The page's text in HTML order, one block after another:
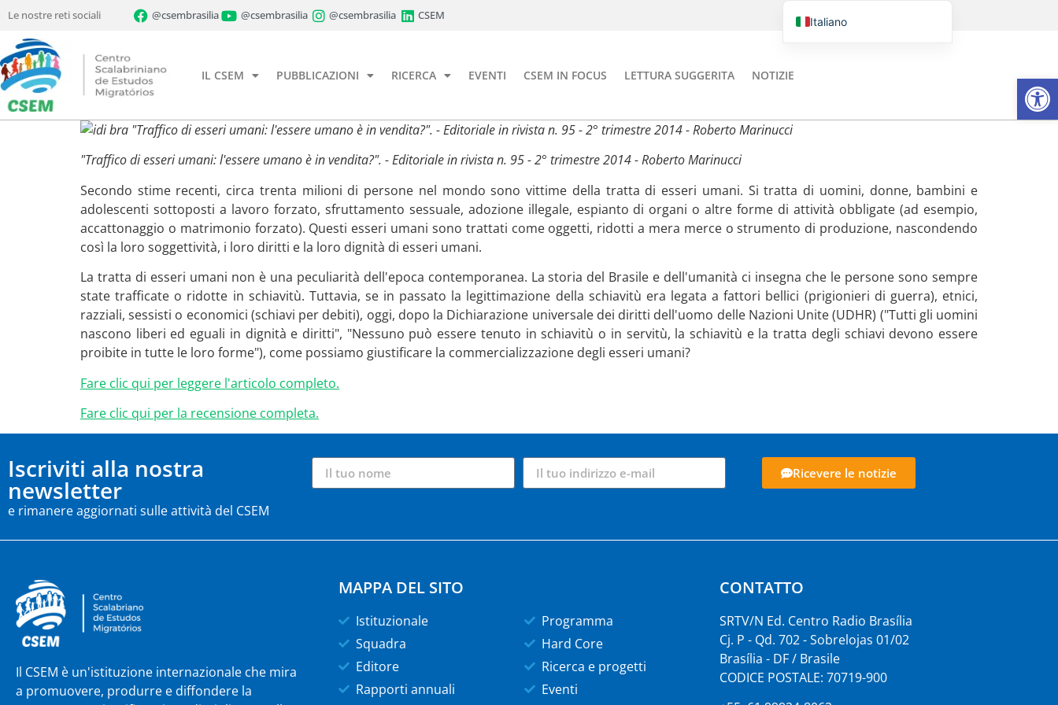
Le nostre reti sociali @csembrasilia @csembrasilia @csembrasilia CSEM
IL CSEM PUBBLICAZIONI RICERCA EVENTI CSEM IN FOCUS LETTURA SUGGERITA NOTIZIE
"Traffico di esseri umani: l'essere umano è in vendita?". - Editoriale in rivista n. 95 - 2° trimestre 2014 - Roberto Marinucci
"Traffico di esseri umani: l'essere umano è in vendita?". - Editoriale in rivista n. 95 - 2° trimestre 2014 - Roberto Marinucci
Secondo stime recenti, circa trenta milioni di persone nel mondo sono vittime della tratta di esseri umani. Si tratta di uomini, donne, bambini e
adolescenti sottoposti a lavoro forzato, sfruttamento sessuale, adozione illegale, espianto di organi o altre forme di attività obbligate (ad esempio,
accattonaggio o matrimonio forzato). Questi esseri umani sono trattati come oggetti, ridotti a mera merce o strumento di produzione, nascondendo
così la loro soggettività, i loro diritti e la loro dignità di esseri umani.
La tratta di esseri umani non è una peculiarità dell'epoca contemporanea. La storia del Brasile e dell'umanità ci insegna che le persone sono sempre
state trafficate o ridotte in schiavitù. Tuttavia, se in passato la legittimazione della schiavitù era legata a fattori bellici (prigionieri di guerra), etnici,
razziali, sessisti o economici (schiavi per debiti), oggi, dopo la Dichiarazione universale dei diritti dell'uomo delle Nazioni Unite (UDHR) ("Tutti gli uomini
nascono liberi ed eguali in dignità e diritti", "Nessuno può essere tenuto in schiavitù o in servitù, la schiavitù e la tratta degli schiavi devono essere
proibite in tutte le loro forme"), come possiamo giustificare la commercializzazione degli esseri umani?
Fare clic qui per leggere l'articolo completo.
Fare clic qui per la recensione completa.
Iscriviti alla nostra
newsletter
e rimanere aggiornati sulle attività del CSEM
Ricevere le notizie
Il CSEM è un'istituzione internazionale che mira
a promuovere, produrre e diffondere la
MAPPA DEL SITO
Istituzionale
Squadra
Editore
Rapporti annuali
Programma
Hard Core
Ricerca e progetti
Eventi
CONTATTO
SRTV/N Ed. Centro Radio Brasília
Cj. P - Qd. 702 - Sobrelojas 01/02
Brasília - DF / Brasile
CODICE POSTALE: 70719-900
Aprire
Italiano